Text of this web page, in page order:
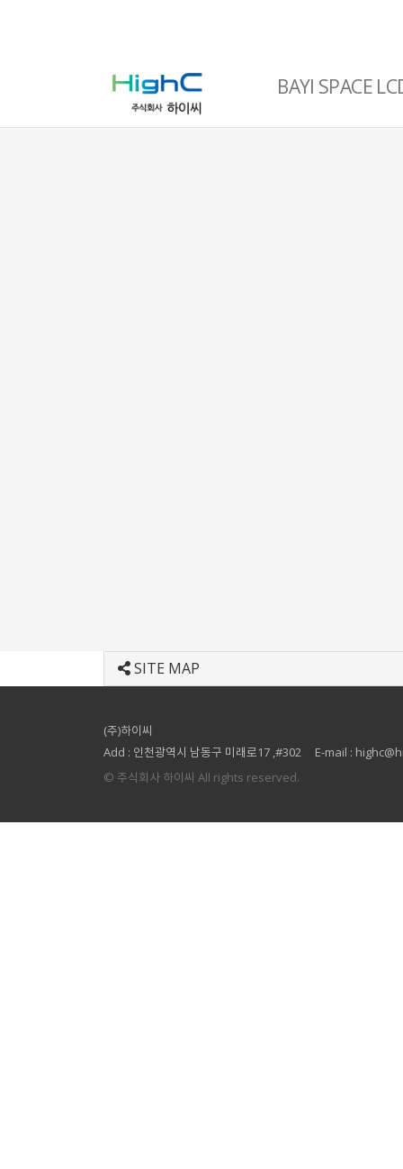
BAYI SPACE
SITE MAP
(주)하이씨
Add : 인천광역시 남동구 미래로17 ,#302
E-mail :
© 주식회사 하이씨 All rights reserved.